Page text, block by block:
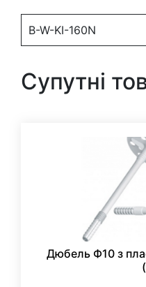
кількість
B-W-KI-160N
Супутні
Дюбель Ф10 з